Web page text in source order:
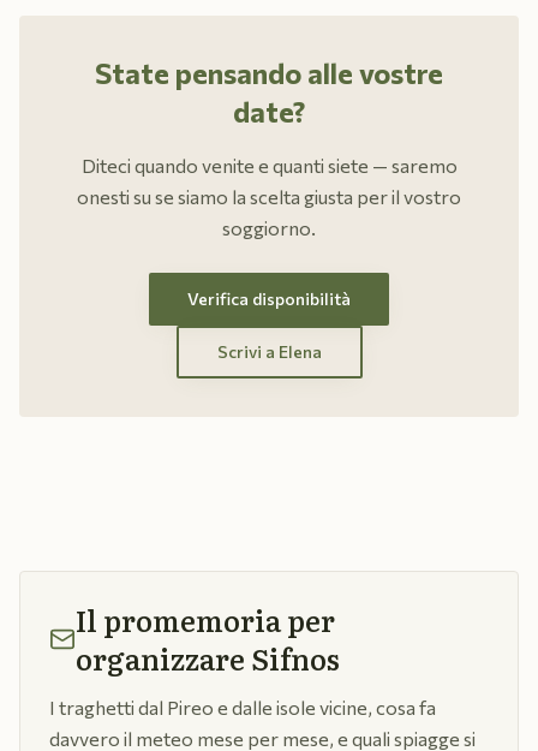
State pensando alle vostre
date?
Diteci quando venite e quanti siete — saremo
onesti su se siamo la scelta giusta per il vostro
soggiorno.
Verifica disponibilità
Scrivi a Elena
Il promemoria per
organizzare Sifnos
I traghetti dal Pireo e dalle isole vicine, cosa fa
davvero il meteo mese per mese, e quali spiagge si